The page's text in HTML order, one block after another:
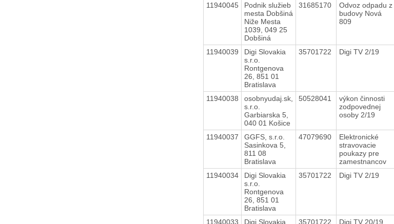
11940045
Podnik služieb
mesta Dobšiná
Niže Mesta
1039, 049 25
Dobšiná
31685170
Odvoz odpadu z
budovy Nová
809
11940039
Digi Slovakia
s.r.o.
Rontgenova
26, 851 01
Bratislava
35701722 Digi TV 2/19
11940038
osobnyudaj.sk,
s.r.o.
Garbiarska 5,
040 01 Košice
50528041
výkon činnosti
zodpovednej
osoby 2/19
11940037
GGFS, s.r.o.
Sasinkova 5,
811 08
Bratislava
47079690
Elektronické
stravovacie
poukazy pre
zamestnancov
11940034
Digi Slovakia
s.r.o.
Rontgenova
26, 851 01
Bratislava
35701722 Digi TV 2/19
11940033
Digi Slovakia
35701722 Digi TV 20/19